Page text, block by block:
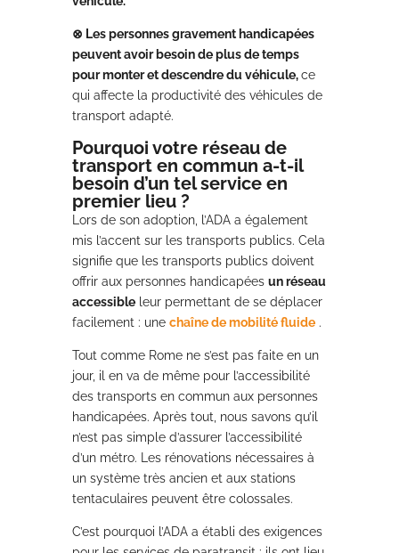
⊗ Les personnes gravement handicapées
peuvent avoir besoin de plus de temps
pour monter et descendre du véhicule,ce
qui affecte la productivité des véhicules de
transport adapté.
Pourquoi votre réseau de
transport en commun a-t-il
besoin d’un tel service en
premier lieu ?
Lors de son adoption, l’ADA a également
mis l’accent sur les transports publics. Cela
signifie que les transports publics doivent
offrir aux personnes handicapées un réseau
accessibleleur permettant de se déplacer
facilement : une chaîne de mobilité fluide.
Tout comme Rome ne s’est pas faite en un
jour, il en va de même pour l’accessibilité
des transports en commun aux personnes
handicapées. Après tout, nous savons qu’il
n’est pas simple d’assurer l’accessibilité
d’un métro. Les rénovations nécessaires à
un système très ancien et aux stations
tentaculaires peuvent être colossales.
C’est pourquoi l’ADA a établi des exigences